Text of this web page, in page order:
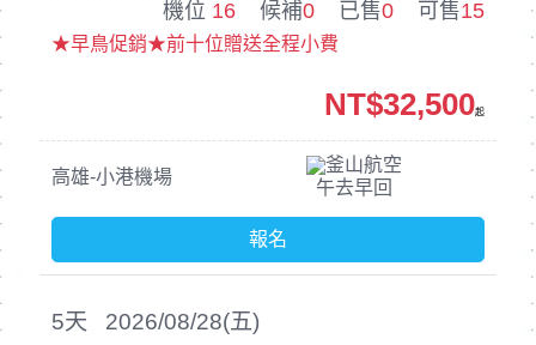
機位 16 候補0 已售0 可售15
★早鳥促銷★前十位贈送全程小費
高雄-小港機場
釜山航空
午去早回
NT$32,500起
報名
2026/08/28(五)
5天